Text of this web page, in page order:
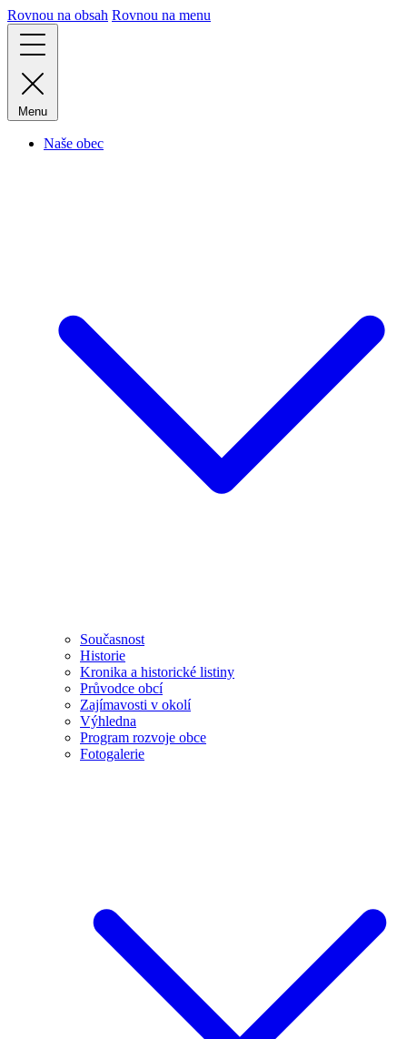
Rovnou na obsah Rovnou na menu
Menu
Naše obec
Současnost
Historie
Kronika a historické listiny
Průvodce obcí
Zajímavosti v okolí
Výhledna
Program rozvoje obce
Fotogalerie